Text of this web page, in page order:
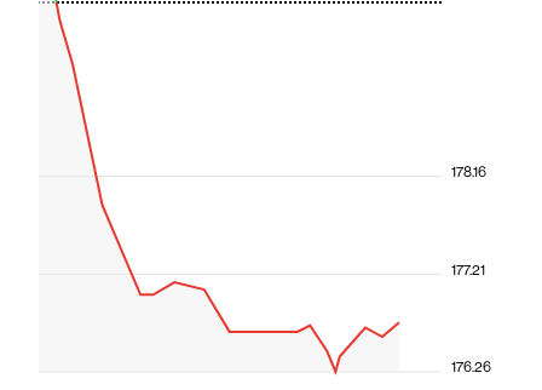
176.26
177.21
178.16